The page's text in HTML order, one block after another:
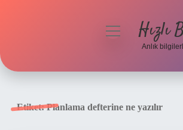
menüyüHızlı
Anlık
Etiket:Planlama defterine ne yazılır